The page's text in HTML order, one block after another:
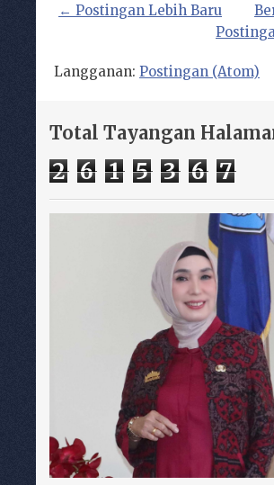
← Postingan Lebih Baru
Langganan: Postingan (Atom)
Total Tayangan
2 6 1 5 3 6 7